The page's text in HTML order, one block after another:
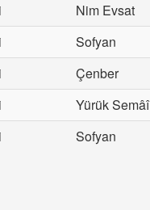
Nim Evsat
Sofyan
Çenber
Yürük Semâî
Sofyan